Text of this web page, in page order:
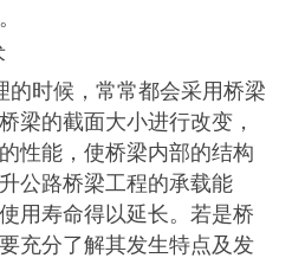
的时候，常常都会采用桥梁
梁的截面大小进行改变，
性能，使桥梁内部的结构
公路桥梁工程的承载能
用寿命得以延长。若是桥
充分了解其发生特点及发